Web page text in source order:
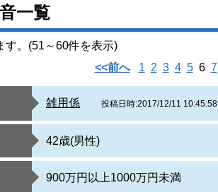
一覧
す。(51～60件を表示)
<<前へ
1 2 3 4 56 7
雑用係 投稿日時:2017/12/11 10:45:58
42歳(男性)
900万円以上1000万円未満